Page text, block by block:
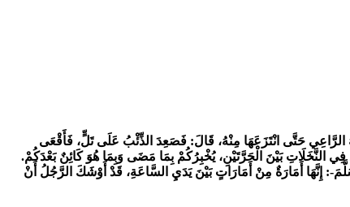
حَتَّى انْتَزَعَهَا مِنْهُ، قَالَ: فَصَعِدَ الذِّئْبُ عَلَى تَلٍّ، فَأَقْعَى
النَّخَلَاتِ بَيْنَ الْحَرَّتَيْنِ، يُخْبِرُكُمْ بِمَا مَضَى وَبِمَا هُوَ كَائِنٌ بَعْدَكُمْ.
: إِنَّهَا أَمَارَةٌ مِنْ أَمَارَاتٍ بَيْنَ يَدَيِ السَّاعَةِ، قَدْ أَوْشَكَ الرَّجُلُ أَنْ